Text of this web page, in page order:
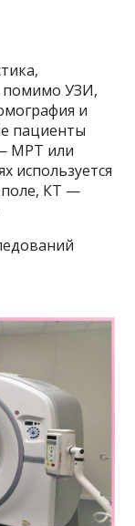
помимо УЗИ,
и
пациенты
МРТ или
используется
КТ —